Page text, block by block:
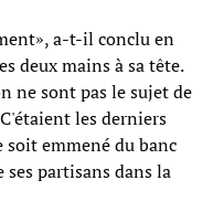
a-t-il conclu en
deux mains à sa tête.
ne sont pas le sujet de
les derniers
soit emmené du banc
ses partisans dans la